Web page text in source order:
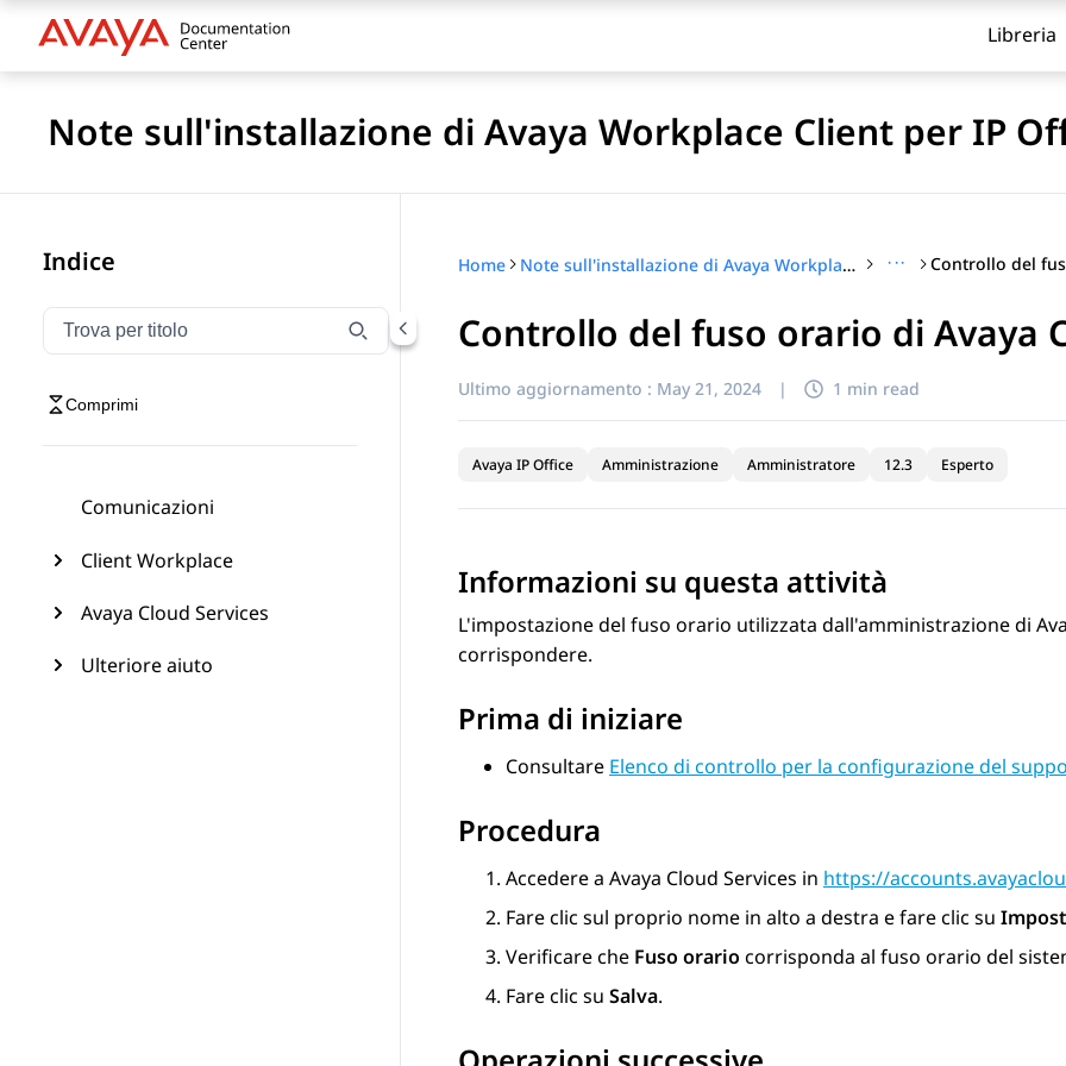
Libreria
Note sull'installazione di Avaya Workplace Client per IP
Indice
Filtra la navigazione per titolo
Digitare per filtrare gli elementi di navigazione per titolo
Comprimi
Comunicazioni
Client Workplace
Avaya Cloud Services
Ulteriore aiuto
Home Note sull'installazione di Avaya Workplace Client per IP Office ···
Controllo del fuso orario di Avaya
Ultimo aggiornamento : May 21, 2024 | 1 min read
Avaya IP Office Amministrazione Amministratore 12.3 Esperto
Informazioni su questa attività
L'impostazione del fuso orario utilizzata dall'amministrazione di
corrispondere.
Prima di iniziare
Consultare Elenco di controllo per la configurazione del
Procedura
Accedere a Avaya Cloud Services in https://
Fare clic sul proprio nome in alto a destra e fare clic su
Verificare che Fuso orario corrisponda al fuso orario del
Fare clic su Salva.